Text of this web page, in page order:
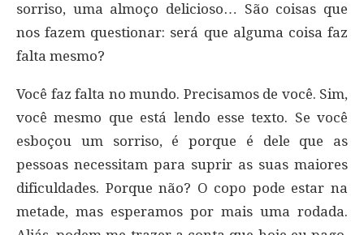
sorriso, uma almoço delicioso… São coisas que
nos fazem questionar: será que alguma coisa faz
falta mesmo?
Você faz falta no mundo. Precisamos de você. Sim,
você mesmo que está lendo esse texto. Se você
esboçou um sorriso, é porque é dele que as
pessoas necessitam para suprir as suas maiores
dificuldades. Porque não? O copo pode estar na
metade, mas esperamos por mais uma rodada.